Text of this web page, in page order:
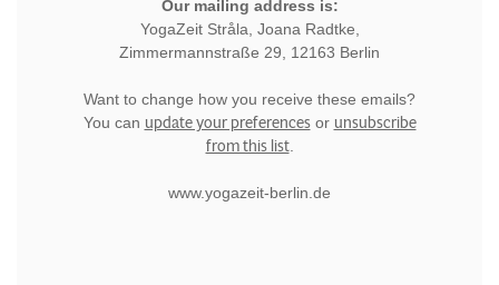
Our mailing address is:
YogaZeit Stråla, Joana Radtke,
Zimmermannstraße 29, 12163 Berlin
Want to change how you receive these emails?
You can update your preferencesor unsubscribe
from this list.
www.yogazeit-berlin.de